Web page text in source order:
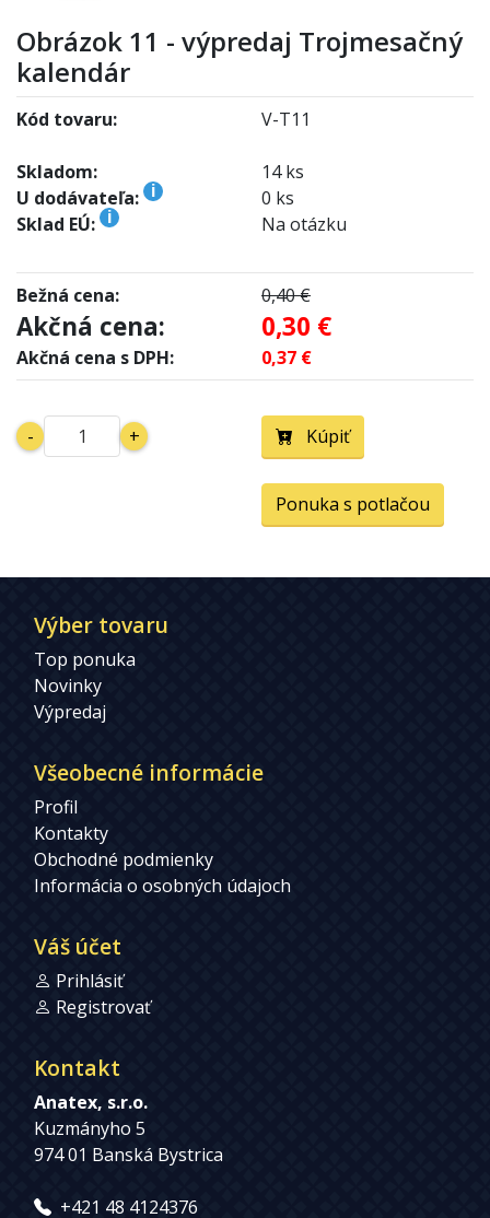
Obrázok 11 - výpredaj Trojmesačný
kalendár
Kód tovaru: V-T11
Skladom:
14 ks
U dodávateľa:
i
0 ks
Sklad EÚ:
i Na otázku
Bežná cena: 0,40 €
Akčná cena: 0,30 €
Akčná cena s DPH: 0,37 €
- + Kúpiť
Ponuka s potlačou
Výber tovaru
Top ponuka
Novinky
Výpredaj
Všeobecné informácie
Profil
Kontakty
Obchodné podmienky
Informácia o osobných údajoch
Váš účet
Prihlásiť
Registrovať
Kontakt
Anatex, s.r.o.
Kuzmányho 5
974 01 Banská Bystrica
+421 48 4124376